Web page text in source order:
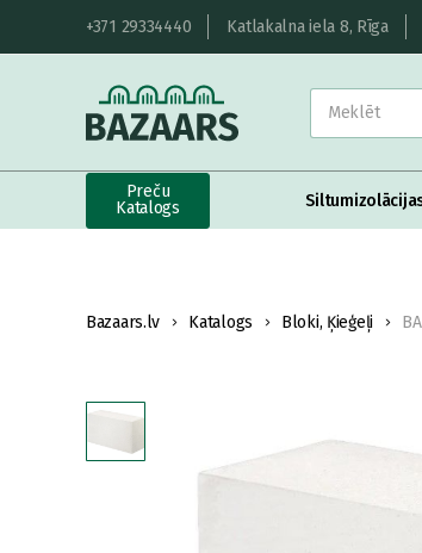
+371 29334440 Katlakalna iela 8, Rīga
Preču
Katalogs
Bazaars.lv Katalogs Bloki, Ķieģeļi